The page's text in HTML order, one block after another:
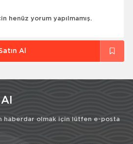
henüz yorum yapılmamış.
Al
haberdar olmak için lütfen e-posta